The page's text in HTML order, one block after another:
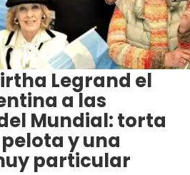
Legrand el
a las
Mundial: torta
y una
particular